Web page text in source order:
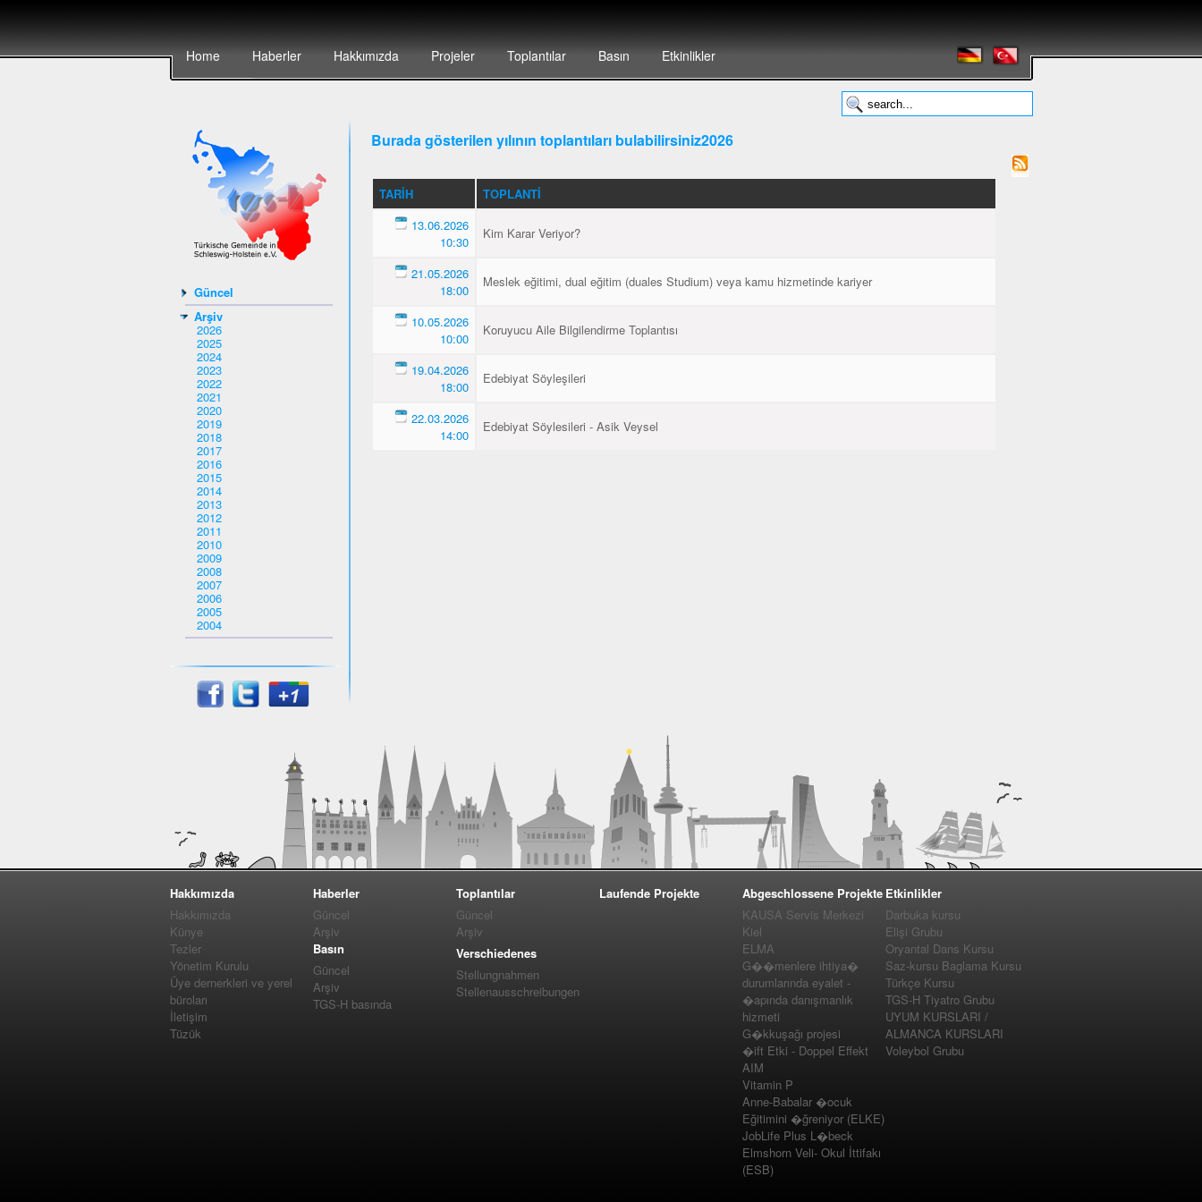
Home Haberler Hakkımızda Projeler Toplantılar Basın Etkinlikler
Güncel
Arşiv
2026
2025
2024
2023
2022
2021
2020
2019
2018
2017
2016
2015
2014
2013
2012
2011
2010
2009
2008
2007
2006
2005
2004
Burada gösterilen yılının toplantıları bulabilirsiniz2026
TARIH
TOPLANTI
13.06.2026
10:30
Kim Karar Veriyor?
21.05.2026
18:00
Meslek eğitimi, dual eğitim (duales Studium) veya kamu hizmetinde kariyer
10.05.2026
10:00
Koruyucu Aile Bilgilendirme Toplantısı
19.04.2026
18:00
Edebiyat Söyleşileri
22.03.2026
14:00
Edebiyat Söylesileri - Asik Veysel
Hakkımızda
Hakkımızda
Künye
Tezler
Yönetim Kurulu
Üye dernerkleri ve yerel
büroları
İletişim
Tüzük
Haberler
Güncel
Arşiv
Basın
Güncel
Arşiv
TGS-H basında
Toplantılar
Güncel
Arşiv
Verschiedenes
Stellungnahmen
Stellenausschreibungen
Laufende Projekte
Abgeschlossene Projekte
KAUSA Servis Merkezi
Kiel
ELMA
G��menlere ihtiya�
durumlarında eyalet -
�apında danışmanlık
hizmeti
G�kkuşağı projesi
�ift Etki - Doppel Effekt
AIM
Vitamin P
Anne-Babalar �ocuk
Eğitimini �ğreniyor (ELKE)
JobLife Plus L�beck
Elmshorn Veli- Okul İttifakı
(ESB)
Etkinlikler
Darbuka kursu
Elişi Grubu
Oryantal Dans Kursu
Saz-kursu Baglama Kursu
Türkçe Kursu
TGS-H Tiyatro Grubu
UYUM KURSLARI /
ALMANCA KURSLARI
Voleybol Grubu